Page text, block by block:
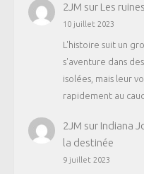
2JM sur Les ruines
10 juillet 2023
L'histoire suit un
s'aventure dans
isolées, mais leur
rapidement au
2JM sur Indiana
la destinée
9 juillet 2023